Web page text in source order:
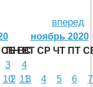
вперед
СБ ВС
3
4
10
11
ноябрь 2020
ПН ВТ СР ЧТ ПТ
2 3 4 5 6
7